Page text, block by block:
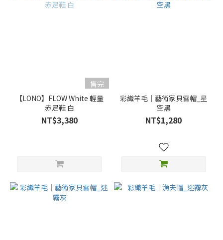
售完
【LONO】FLOW White 輕量
赤足鞋 白
NT$3,380
彩織羊毛｜藝術家貝雷帽_星
空黑
NT$1,280